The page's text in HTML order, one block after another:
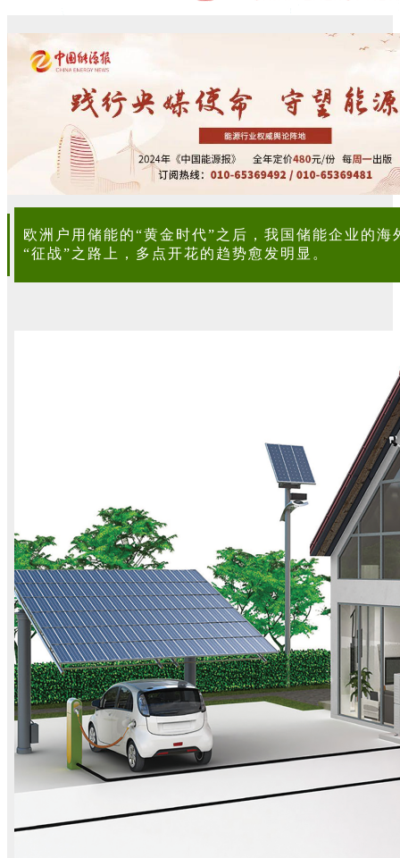
欧洲户用储能的“黄金时代”之后，我国储能企业的海
“征战”之路上，多点开花的趋势愈发明显。